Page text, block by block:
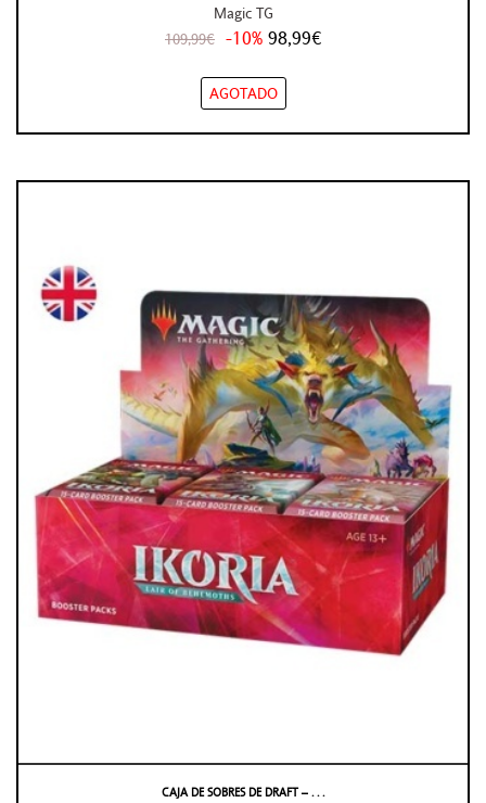
Magic TG
109,99€ -10% 98,99€
AGOTADO
CAJA DE SOBRES DE DRAFT – . . .